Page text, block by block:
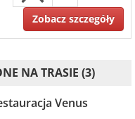
Zobacz szczegóły
NA TRASIE (3)
Venus